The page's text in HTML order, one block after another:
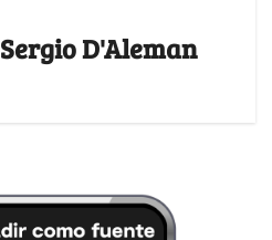
Sergio D'Aleman